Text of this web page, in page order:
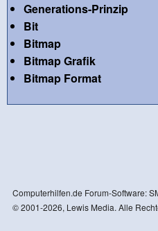
Generations-Prinzip
Bit
Bitmap
Bitmap Grafik
Bitmap Format
Computerhilfen.de Forum-Software:
© 2001-2026, Lewis Media. Alle